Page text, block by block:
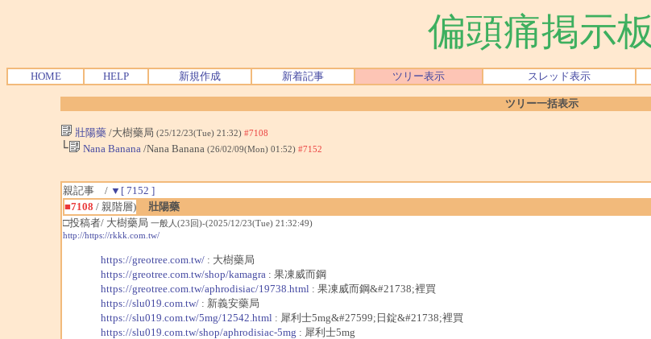
偏頭痛掲示板
HOME HELP 新規作成 新着記事 ツリー表示 スレッド表示
ツリー一括表示
壯陽藥/大樹藥局 (25/12/23(Tue) 21:32) #7108
└ Nana Banana /Nana Banana (26/02/09(Mon) 01:52) #7152
親記事 / ▼[ 7152 ]
■7108 / 親階層)
壯陽藥
□投稿者/ 大樹藥局 一般人(23回)-(2025/12/23(Tue) 21:32:49)
http://https://rkkk.com.tw/
https://greotree.com.tw/: 大樹藥局
https://greotree.com.tw/shop/kamagra : 果凍威而鋼
https://greotree.com.tw/aphrodisiac/19738.html : 果凍威而鋼&#21738;裡買
https://slu019.com.tw/: 新義安藥局
https://slu019.com.tw/5mg/12542.html : 犀利士5mg&#27599;日錠&#21738;裡買
https://slu019.com.tw/shop/aphrodisiac-5mg : 犀利士5mg